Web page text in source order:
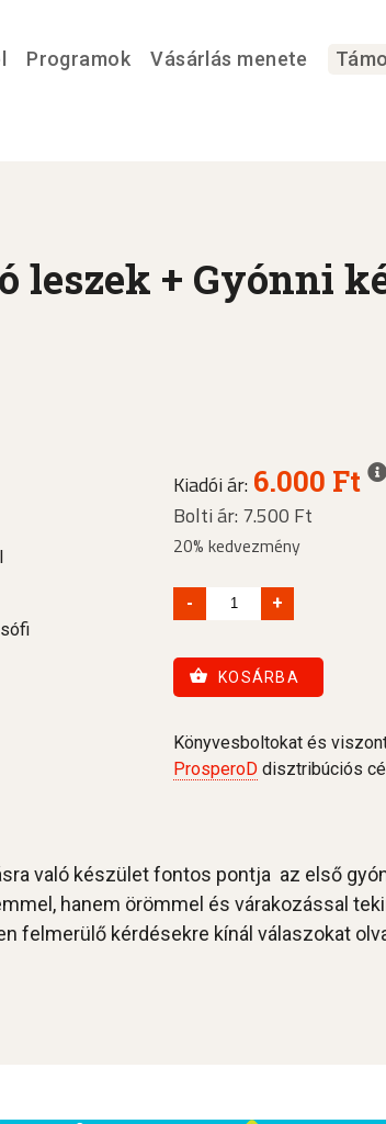
Programok Vásárlás menete
leszek + Gyónni
Kiadói ár: 6.000 Ft
Bolti ár: 7.500 Ft
20% kedvezmény
- +
KOSÁRBA
Könyvesboltokat és
ProsperoD disztribúciós
való készület fontos pontja az első
hanem örömmel és várakozással
felmerülő kérdésekre kínál válaszokat